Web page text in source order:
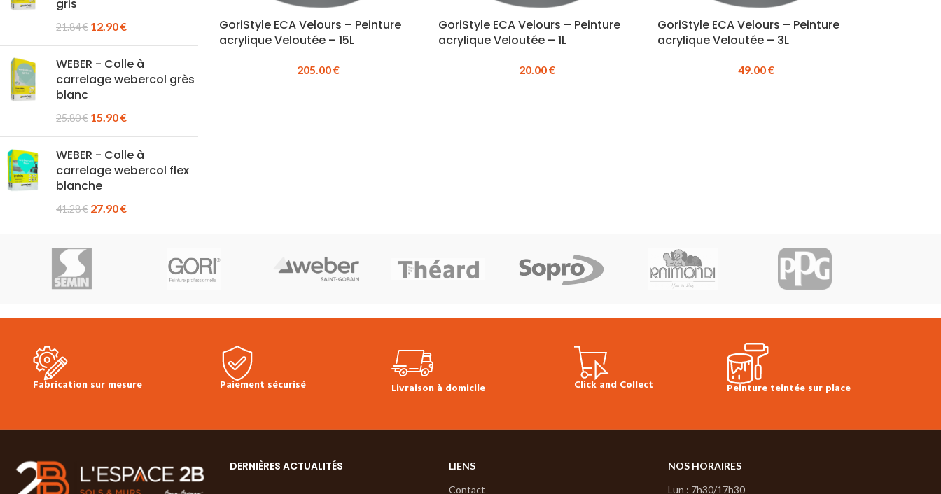
gris
21.84€ 12.90€
WEBER - Colle à
carrelage webercol grès
blanc
25.80€ 15.90€
WEBER - Colle à
carrelage webercol flex
blanche
41.28€ 27.90€
GoriStyle ECA Velours – Peinture
acrylique Veloutée – 15L
205.00€
GoriStyle ECA Velours – Peinture
acrylique Veloutée – 1L
20.00€
GoriStyle ECA Velours – Peinture
acrylique Veloutée – 3L
49.00€
Fabrication sur mesure Paiement sécurisé Livraison à domicile Click and Collect Peinture teintée sur place
DERNIÈRES ACTUALITÉS
LIENS
Contact
NOS HORAIRES
Lun : 7h30/17h30